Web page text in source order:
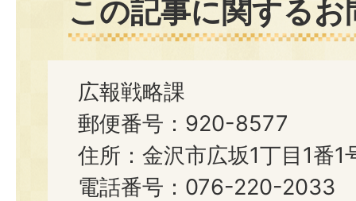
この記事に関する
広報戦略課
郵便番号：920-8577
住所：金沢市広坂1丁目1番1
電話番号：076-220-2033